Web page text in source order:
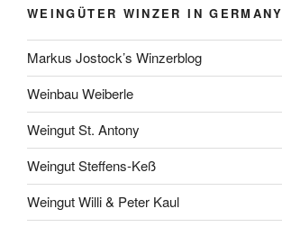
WEINGÜTER WINZER IN GERMANY
Markus Jostock’s Winzerblog
Weinbau Weiberle
Weingut St. Antony
Weingut Steffens-Keß
Weingut Willi & Peter Kaul